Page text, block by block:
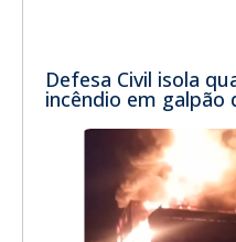
Defesa Civil isola
incêndio em galpão